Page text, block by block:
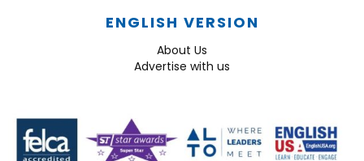
ENGLISH VERSION
About Us
Advertise with us